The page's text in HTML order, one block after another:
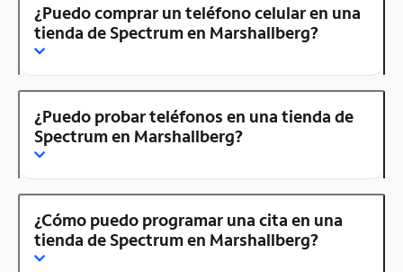
¿Puedo comprar un teléfono celular en una
tienda de Spectrum en Marshallberg?
¿Puedo probar teléfonos en una tienda de
Spectrum en Marshallberg?
¿Cómo puedo programar una cita en una
tienda de Spectrum en Marshallberg?